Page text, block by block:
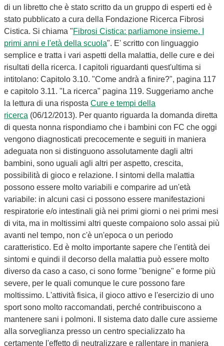
di un libretto che è stato scritto da un gruppo di esperti ed è
stato pubblicato a cura della Fondazione Ricerca Fibrosi
Cistica. Si chiama "Fibrosi Cistica: parliamone insieme. I
primi anni e l'età della scuola". E' scritto con linguaggio
semplice e tratta i vari aspetti della malattia, delle cure e dei
risultati della ricerca. I capitoli riguardanti quest'ultima si
intitolano: Capitolo 3.10. "Come andrà a finire?", pagina 117
e capitolo 3.11. "La ricerca" pagina 119. Suggeriamo anche
la lettura di una risposta Cure e tempi della
ricerca (06/12/2013). Per quanto riguarda la domanda diretta
di questa nonna rispondiamo che i bambini con FC che oggi
vengono diagnosticati precocemente e seguiti in maniera
adeguata non si distinguono assolutamente dagli altri
bambini, sono uguali agli altri per aspetto, crescita,
possibilità di gioco e relazione. I sintomi della malattia
possono essere molto variabili e comparire ad un'età
variabile: in alcuni casi ci possono essere manifestazioni
respiratorie e/o intestinali già nei primi giorni o nei primi mesi
di vita, ma in moltissimi altri queste compaiono solo assai più
avanti nel tempo, non c'è un'epoca o un periodo
caratteristico. Ed è molto importante sapere che l'entità dei
sintomi e quindi il decorso della malattia può essere molto
diverso da caso a caso, ci sono forme "benigne" e forme più
severe, per le quali comunque le cure possono fare
moltissimo. L'attività fisica, il gioco attivo e l'esercizio di uno
sport sono molto raccomandati, perché contribuiscono a
mantenere sani i polmoni. Il sistema dato dalle cure assieme
alla sorveglianza presso un centro specializzato ha
certamente l'effetto di neutralizzare e rallentare in maniera